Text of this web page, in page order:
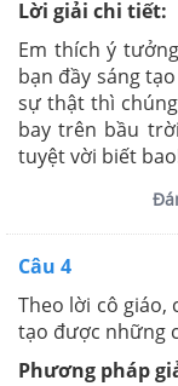
Lời giải chi tiết:
Em thích ý
bạn đầy sáng
sự thật thì
bay trên bầu
tuyệt vời biết
Câu 4
Theo lời cô giáo,
tạo được những
Phương pháp